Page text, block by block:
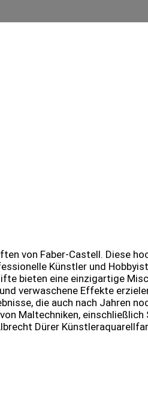
von Faber-Castell. Diese
Künstler und
bieten eine einzigartige
verwaschene Effekte
die auch nach Jahren
Maltechniken, einschließlich
Dürer